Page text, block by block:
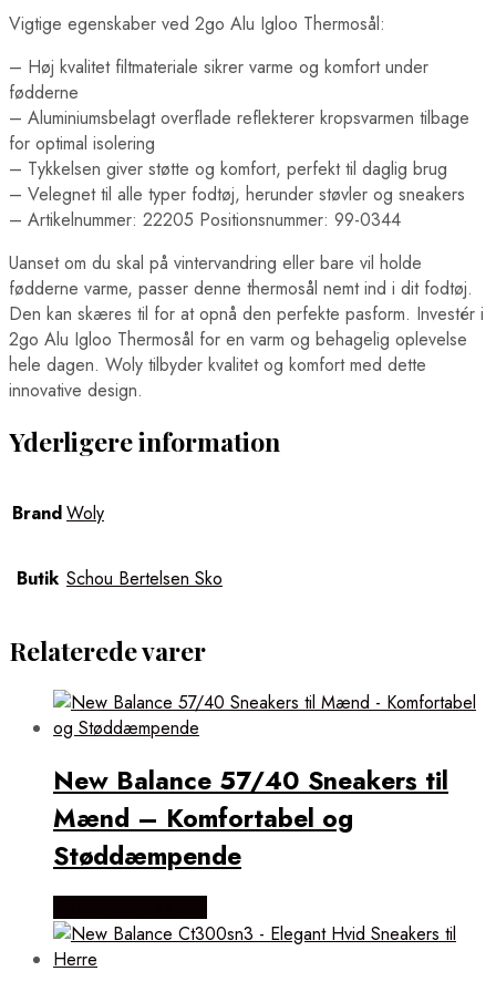
Vigtige egenskaber ved 2go Alu Igloo Thermosål:
– Høj kvalitet filtmateriale sikrer varme og komfort under
fødderne
– Aluminiumsbelagt overflade reflekterer kropsvarmen tilbage
for optimal isolering
– Tykkelsen giver støtte og komfort, perfekt til daglig brug
– Velegnet til alle typer fodtøj, herunder støvler og sneakers
– Artikelnummer: 22205 Positionsnummer: 99-0344
Uanset om du skal på vintervandring eller bare vil holde
fødderne varme, passer denne thermosål nemt ind i dit fodtøj.
Den kan skæres til for at opnå den perfekte pasform. Investér i
2go Alu Igloo Thermosål for en varm og behagelig oplevelse
hele dagen. Woly tilbyder kvalitet og komfort med dette
innovative design.
Yderligere information
BrandWoly
Butik Schou Bertelsen Sko
Relaterede varer
New Balance 57/40 Sneakers til
Mænd – Komfortabel og
Støddæmpende